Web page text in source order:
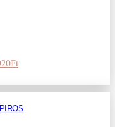
FtCurrent
is:
19
920Ft.